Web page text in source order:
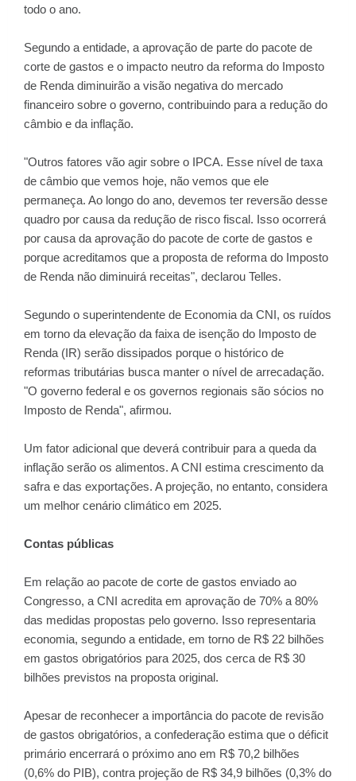
todo o ano.
Segundo a entidade, a aprovação de parte do pacote de
corte de gastos e o impacto neutro da reforma do Imposto
de Renda diminuirão a visão negativa do mercado
financeiro sobre o governo, contribuindo para a redução do
câmbio e da inflação.
"Outros fatores vão agir sobre o IPCA. Esse nível de taxa
de câmbio que vemos hoje, não vemos que ele
permaneça. Ao longo do ano, devemos ter reversão desse
quadro por causa da redução de risco fiscal. Isso ocorrerá
por causa da aprovação do pacote de corte de gastos e
porque acreditamos que a proposta de reforma do Imposto
de Renda não diminuirá receitas", declarou Telles.
Segundo o superintendente de Economia da CNI, os ruídos
em torno da elevação da faixa de isenção do Imposto de
Renda (IR) serão dissipados porque o histórico de
reformas tributárias busca manter o nível de arrecadação.
"O governo federal e os governos regionais são sócios no
Imposto de Renda", afirmou.
Um fator adicional que deverá contribuir para a queda da
inflação serão os alimentos. A CNI estima crescimento da
safra e das exportações. A projeção, no entanto, considera
um melhor cenário climático em 2025.
Contas públicas
Em relação ao pacote de corte de gastos enviado ao
Congresso, a CNI acredita em aprovação de 70% a 80%
das medidas propostas pelo governo. Isso representaria
economia, segundo a entidade, em torno de R$ 22 bilhões
em gastos obrigatórios para 2025, dos cerca de R$ 30
bilhões previstos na proposta original.
Apesar de reconhecer a importância do pacote de revisão
de gastos obrigatórios, a confederação estima que o déficit
primário encerrará o próximo ano em R$ 70,2 bilhões
(0,6% do PIB), contra projeção de R$ 34,9 bilhões (0,3% do